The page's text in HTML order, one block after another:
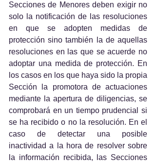
Secciones de Menores deben exigir no
solo la notificación de las resoluciones
en que se adopten medidas de
protección sino también la de aquellas
resoluciones en las que se acuerde no
adoptar una medida de protección. En
los casos en los que haya sido la propia
Sección la promotora de actuaciones
mediante la apertura de diligencias, se
comprobará en un tiempo prudencial si
se ha recibido o no la resolución. En el
caso de detectar una posible
inactividad a la hora de resolver sobre
la información recibida, las Secciones